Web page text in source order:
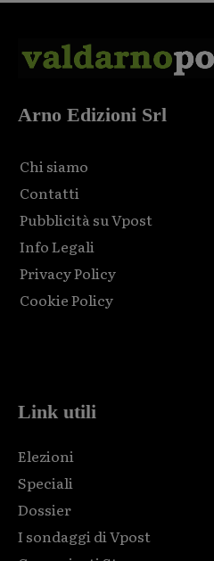
Arno Edizioni Srl
Chi siamo
Contatti
Pubblicità su Vpost
Info Legali
Privacy Policy
Cookie Policy
Link utili
Elezioni
Speciali
Dossier
I sondaggi di Vpost